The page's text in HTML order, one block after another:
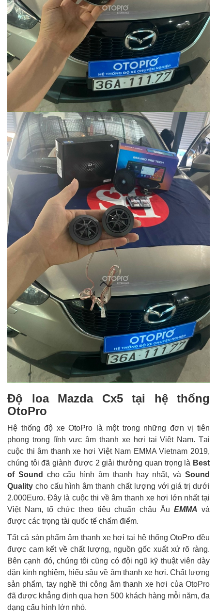
Độ loa Mazda Cx5 tại hệ thống
OtoPro
Hệ thống độ xe OtoPro là một trong những đơn vị tiên
phong trong lĩnh vực âm thanh xe hơi tại Việt Nam. Tại
cuộc thi âm thanh xe hơi Việt Nam EMMA Vietnam 2019,
chúng tôi đã giành được 2 giải thưởng quan trọng là Best
of Sound
cho cấu hình âm thanh hay nhất, vàSound
Quality cho cấu hình âm thanh chất lượng với giá trị dưới
2.000Euro. Đây là cuộc thi về âm thanh xe hơi lớn nhất tại
Việt Nam, tổ chức theo tiêu chuẩn châu Âu EMMA và
được các trọng tài quốc tế chấm điểm.
Tất cả sản phẩm âm thanh xe hơi tại hệ thống OtoPro đều
được cam kết về chất lượng, nguồn gốc xuất xứ rõ ràng.
Bên cạnh đó, chúng tôi cũng có đội ngũ kỹ thuật viên dày
dặn kinh nghiệm, hiểu sâu về âm thanh xe hơi. Chất lượng
sản phẩm, tay nghề thi công âm thanh xe hơi của OtoPro
đã được khẳng định qua hơn 500 khách hàng mỗi năm, đa
dạng cấu hình lớn nhỏ.